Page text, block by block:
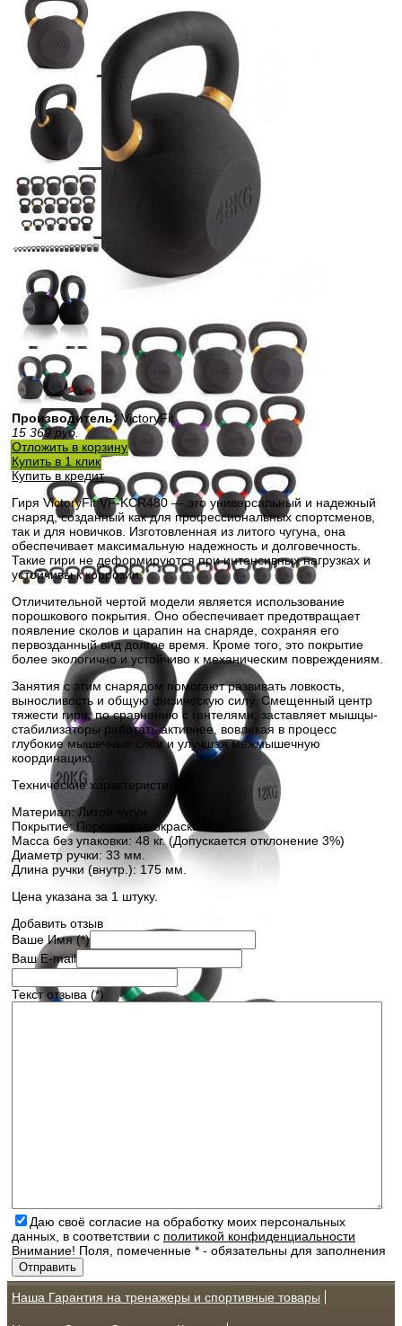
Производитель:VictoryFit
15 369 руб.
Отложить в корзину
Купить в 1 клик
Купить в кредит
Гиря VictoryFit VF-KCR480 — это универсальный и надежный
снаряд, созданный как для профессиональных спортсменов,
так и для новичков. Изготовленная из литого чугуна, она
обеспечивает максимальную надежность и долговечность.
Такие гири не деформируются при интенсивных нагрузках и
устойчивы к коррозии.
Отличительной чертой модели является использование
порошкового покрытия. Оно обеспечивает предотвращает
появление сколов и царапин на снаряде, сохраняя его
первозданный вид долгое время. Кроме того, это покрытие
более экологично и устойчиво к механическим повреждениям.
Занятия с этим снарядом помогают развивать ловкость,
выносливость и общую физическую силу. Смещенный центр
тяжести гири, по сравнению с гантелями, заставляет мышцы-
стабилизаторы работать активнее, вовлекая в процесс
глубокие мышечные слои и улучшая межмышечную
координацию.
Технические характеристики:
Материал: Литой чугун
Покрытие: Порошковая окраска
Масса без упаковки: 48 кг. (Допускается отклонение 3%)
Диаметр ручки: 33 мм.
Длина ручки (внутр.): 175 мм.
Цена указана за 1 штуку.
Добавить отзыв
Ваше Имя (*)
Ваш E-mail
Текст отзыва (*)
Даю своё согласие на обработку моих персональных
данных, в соответствии с политикой конфиденциальности
Внимание! Поля, помеченные * - обязательны для заполнения
Наша Гарантия на тренажеры и спортивные товары